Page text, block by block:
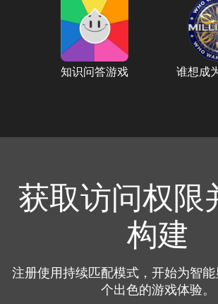
知识问答游戏 谁想成
获取访问权限
构建
注册使用持续匹配模式，开始为智
个出色的游戏体验。